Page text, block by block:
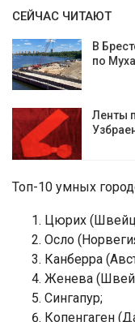
СЕЙЧАС ЧИТАЮТ
В
по
Ленты
Топ-10 умных
Цюрих
Осло
Канберра
Женева
Сингапур;
Копенгаген